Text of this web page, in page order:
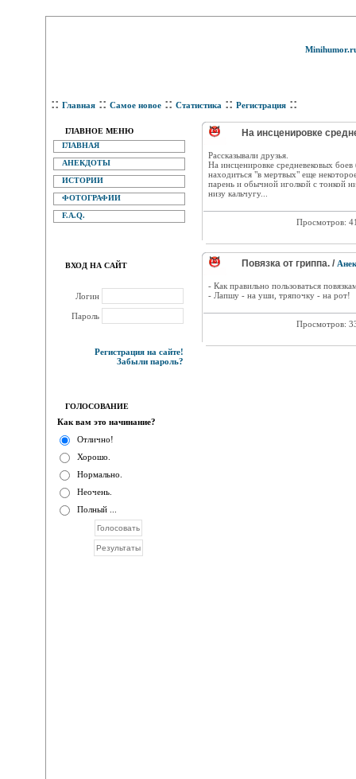
:: Главная :: Самое новое :: Статистика :: Регистрация ::
ГЛАВНОЕ МЕНЮ
ГЛАВНАЯ
АНЕКДОТЫ
ИСТОРИИ
ФОТОГРАФИИ
F.A.Q.
ВХОД НА САЙТ
Логин
Пароль
Регистрация на сайте!
Забыли пароль?
ГОЛОСОВАНИЕ
Как вам это начинание?
Отлично!
Хорошо.
Нормально.
Неочень.
Полный ...
На инсценировке
Рассказывали друзья.
На инсценировке средневековых
находиться "в мертвых" еще
парень и обычной иголкой с тонкой
низу кальчугу...
Просмотров:
Повязка от гриппа. /
- Как правильно пользоваться
- Лапшу - на уши, тряпочку - на рот!
Просмотров: